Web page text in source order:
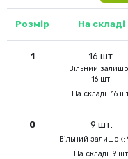
Розмір На складі
1 16 шт.
Вільний
16 шт.
На складі: 16
0 9 шт.
Вільний залишок:
На складі: 9